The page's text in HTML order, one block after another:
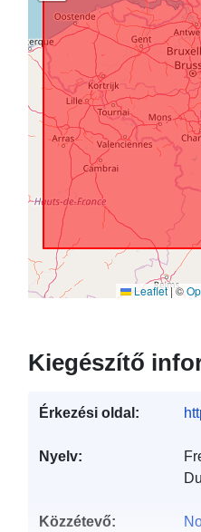
Leaflet|©
Kiegészítő
Érkezési oldal:
Nyelv:
Közzétevő: